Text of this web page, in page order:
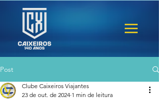
Post
Clube Caixeiros Viajantes
23 de out. de 2024 1 min de leitura